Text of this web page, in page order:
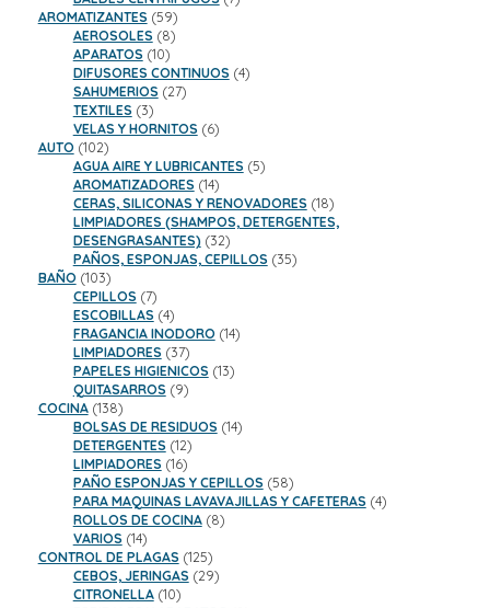
AROMATIZANTES 5959
productos
AEROSOLES 88
productos
APARATOS 1010
productos
DIFUSORES CONTINUOS 44
SAHUMERIOS 2727
TEXTILES 33
productos
VELAS Y HORNITOS 66
AUTO 102102
productos
AGUA AIRE Y LUBRICANTES 55
AROMATIZADORES 1414
productos
CERAS, SILICONAS Y RENOVADORES 1818
productos
LIMPIADORES (SHAMPOS, DETERGENTES,
DESENGRASANTES) 3232
productos
PAÑOS, ESPONJAS, CEPILLOS 3535
BAÑO 103103
productos
CEPILLOS 77
productos
ESCOBILLAS 44
productos
FRAGANCIA INODORO 1414
LIMPIADORES 3737
productos
PAPELES HIGIENICOS 1313
QUITASARROS 99
COCINA 138138
productos
BOLSAS DE RESIDUOS 1414
DETERGENTES 1212
productos
LIMPIADORES 1616
productos
PAÑO ESPONJAS Y CEPILLOS 5858
productos
PARA MAQUINAS LAVAVAJILLAS Y CAFETERAS 44
ROLLOS DE COCINA 88
VARIOS 1414
productos
CONTROL DE PLAGAS 125125
productos
CEBOS, JERINGAS 2929
CITRONELLA 1010